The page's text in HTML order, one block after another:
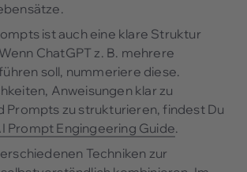
ist auch eine klare Struktur
ChatGPT z. B. mehrere
soll, nummeriere diese.
Anweisungen klar zu
Prompts zu strukturieren, findest Du
Prompt Engingeering Guide.
Techniken zur